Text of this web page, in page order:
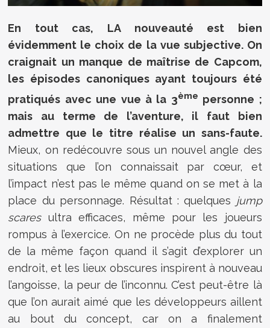
En tout cas, LA nouveauté est bien
évidemment le choix de la vue subjective. On
craignait un manque de maîtrise de Capcom,
les épisodes canoniques ayant toujours été
pratiqués avec une vue à la 3ème personne ;
mais au terme de l’aventure, il faut bien
admettre que le titre réalise un sans-faute.
Mieux, on redécouvre sous un nouvel angle des
situations que l’on connaissait par cœur, et
l’impact n’est pas le même quand on se met à la
place du personnage. Résultat : quelques jump
scaresultra efficaces, même pour les joueurs
rompus à l’exercice. On ne procède plus du tout
de la même façon quand il s’agit d’explorer un
endroit, et les lieux obscures inspirent à nouveau
l’angoisse, la peur de l’inconnu. C’est peut-être là
que l’on aurait aimé que les développeurs aillent
au bout du concept, car on a finalement